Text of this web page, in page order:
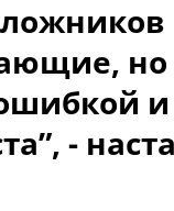
но
-